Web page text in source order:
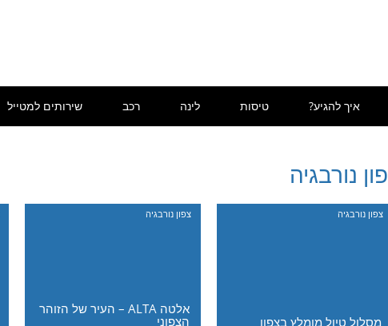
איך להגיע? טיסות לינה רכב שירותים למטייל
נורבגיה
צפון נורבגיה
אלטה ALTA – העיר של הזוהר
הצפוני
צפון נורבגיה
מסלול טיול מומלץ בצפון